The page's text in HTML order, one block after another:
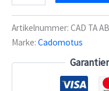
weiß
-
Airflow
Artikelnummer: CAD TA
Marke: Cadomotus